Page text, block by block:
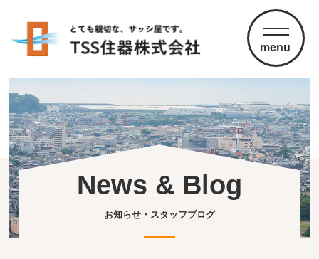
menu
News & Blog
お知らせ・スタッフブログ